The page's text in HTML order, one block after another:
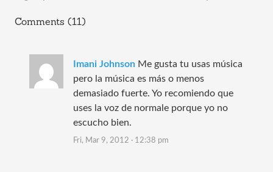
Comments (11)
Imani Johnson Me gusta tu usas música
pero la música es más o menos
demasiado fuerte. Yo recomiendo que
uses la voz de normale porque yo no
escucho bien.
Fri, Mar 9, 2012 · 12:38 pm